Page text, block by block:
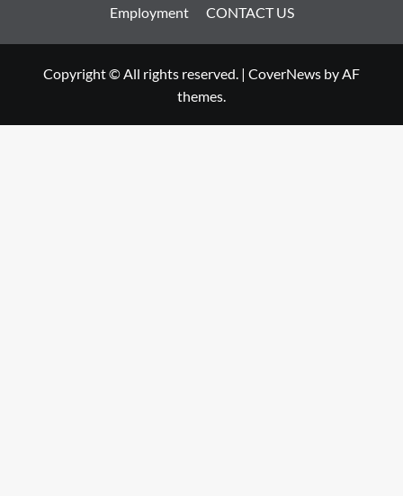
Employment
CONTACT US
Copyright © All rights reserved. | CoverNews by AF
themes.